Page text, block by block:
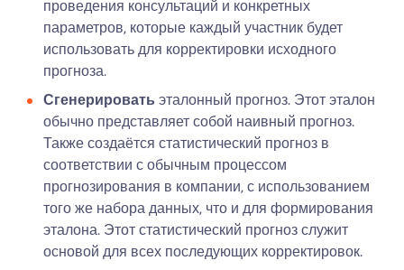
проведения консультаций и конкретных
параметров, которые каждый участник будет
использовать для корректировки исходного
прогноза.
Сгенерировать эталонный прогноз. Этот эталон
обычно представляет собой наивный прогноз.
Также создаётся статистический прогноз в
соответствии с обычным процессом
прогнозирования в компании, с использованием
того же набора данных, что и для формирования
эталона. Этот статистический прогноз служит
основой для всех последующих корректировок.